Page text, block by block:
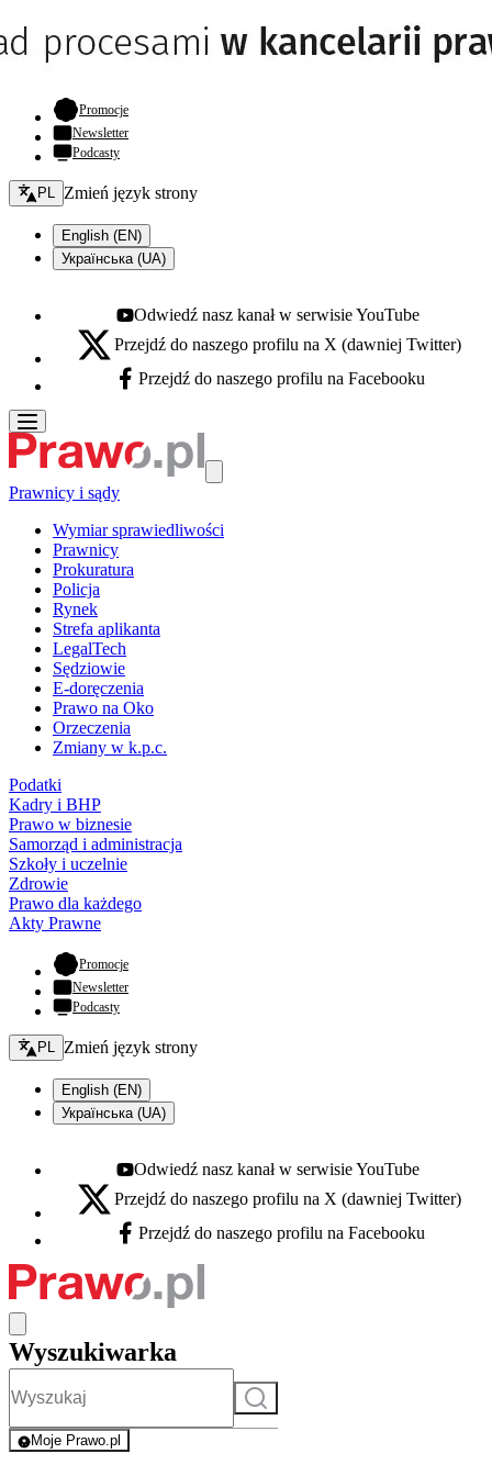
Promocje- otwiera się w nowej karcie
Newsletter
Podcasty
Zmień język - bieżący:
PL Zmień język strony
English (EN)
Українська (UA)
Youtube - otwiera się w nowej karcie
Odwiedź nasz kanał w serwisie YouTube
X - otwiera się w nowej karcie
Przejdź do naszego profilu na X (dawniej Twitter)
Facebook - otwiera się w nowej karcie
Przejdź do naszego profilu na Facebooku
Prawnicy i sądy
Wymiar sprawiedliwości
Prawnicy
Prokuratura
Policja
Rynek
Strefa aplikanta
LegalTech
Sędziowie
E-doręczenia
Prawo na Oko
Orzeczenia
Zmiany w k.p.c.
Podatki
Kadry i BHP
Prawo w biznesie
Samorząd i administracja
Szkoły i uczelnie
Zdrowie
Prawo dla każdego
Akty Prawne
Promocje- otwiera się w nowej karcie
Newsletter
Podcasty
Zmień język - bieżący:
PL Zmień język strony
English (EN)
Українська (UA)
Youtube - otwiera się w nowej karcie
Odwiedź nasz kanał w serwisie YouTube
X - otwiera się w nowej karcie
Przejdź do naszego profilu na X (dawniej Twitter)
Facebook - otwiera się w nowej karcie
Przejdź do naszego profilu na Facebooku
Wyszukiwarka
Szukaj
Moje Prawo.pl
- rejestracja i logowanie do serwisu